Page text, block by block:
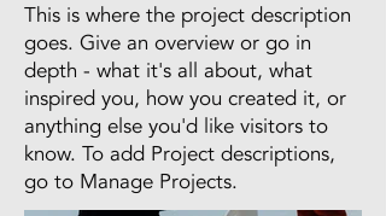
This is where the project description
goes. Give an overview or go in
depth - what it's all about, what
inspired you, how you created it, or
anything else you'd like visitors to
know. To add Project descriptions,
go to Manage Projects.